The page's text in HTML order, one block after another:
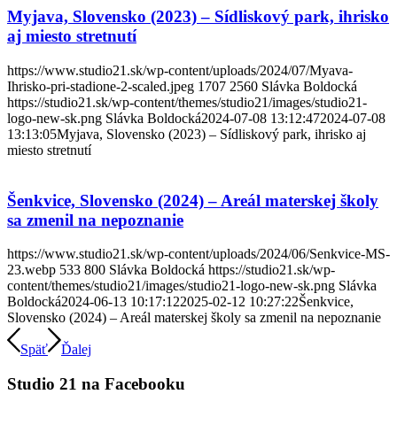
Myjava, Slovensko (2023) – Sídliskový park, ihrisko
aj miesto stretnutí
https://www.studio21.sk/wp-content/uploads/2024/07/Myava-
Ihrisko-pri-stadione-2-scaled.jpeg 1707 2560 Slávka Boldocká
https://studio21.sk/wp-content/themes/studio21/images/studio21-
logo-new-sk.png Slávka Boldocká2024-07-08 13:12:472024-07-08
13:13:05Myjava, Slovensko (2023) – Sídliskový park, ihrisko aj
miesto stretnutí
Šenkvice, Slovensko (2024) – Areál materskej školy
sa zmenil na nepoznanie
https://www.studio21.sk/wp-content/uploads/2024/06/Senkvice-MS-
23.webp 533 800 Slávka Boldocká https://studio21.sk/wp-
content/themes/studio21/images/studio21-logo-new-sk.png Slávka
Boldocká2024-06-13 10:17:122025-02-12 10:27:22Šenkvice,
Slovensko (2024) – Areál materskej školy sa zmenil na nepoznanie
Späť Ďalej
Studio 21 na Facebooku